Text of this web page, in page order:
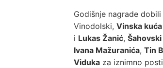
Godišnje nagrade dobili
Vinodolski, Vinska
i Lukas Žanić,
Ivana Mažuranića, Tin
Viduka za iznimno